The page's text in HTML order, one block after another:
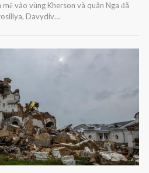
vào vùng Kherson và quân Nga đã
Davydiv…